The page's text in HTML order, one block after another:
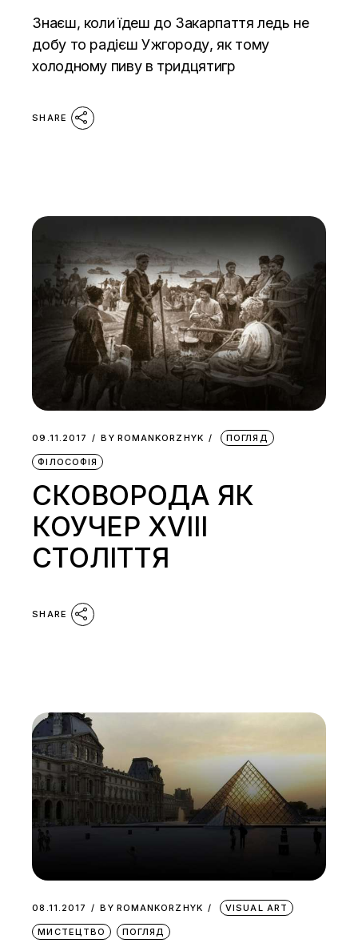
Знаєш, коли їдеш до Закарпаття ледь не
добу то радієш Ужгороду, як тому
холодному пиву в тридцятигр
SHARE
09.11.2017 BY ROMANKORZHYK ПОГЛЯД
ФІЛОСОФІЯ
СКОВОРОДА ЯК
КОУЧЕР XVIII
СТОЛІТТЯ
SHARE
08.11.2017 BY ROMANKORZHYK VISUAL ART
МИСТЕЦТВО ПОГЛЯД